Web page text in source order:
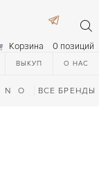
Корзина 0 позиций
ВЫКУП О НАС
N O Q R S T
ВСЕ БРЕНДЫ